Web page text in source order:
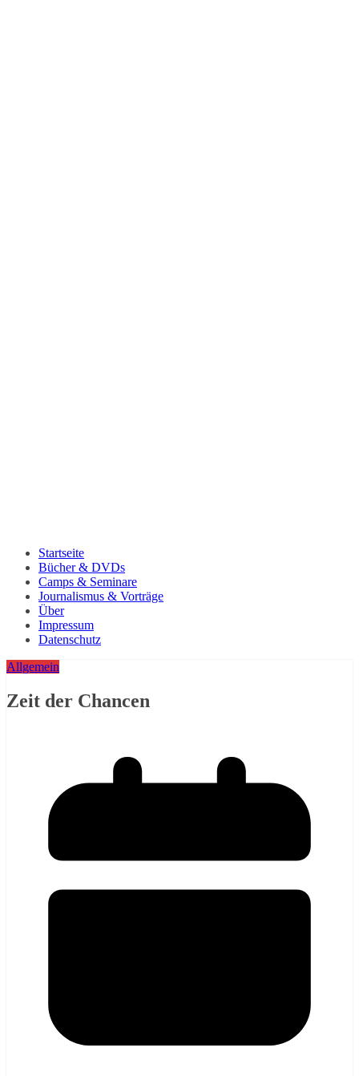
Startseite
Bücher & DVDs
Camps & Seminare
Journalismus & Vorträge
Über
Impressum
Datenschutz
Allgemein
Zeit der Chancen